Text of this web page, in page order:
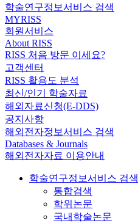
학술연구정보서비스 검색
MYRISS
회원서비스
About RISS
RISS 처음 방문 이세요?
고객센터
RISS 활용도 분석
최신/인기 학술자료
해외자료신청(E-DDS)
공지사항
해외전자정보서비스 검색
Databases & Journals
해외전자자료 이용안내
학술연구정보서비스 검색
통합검색
학위논문
국내학술논문